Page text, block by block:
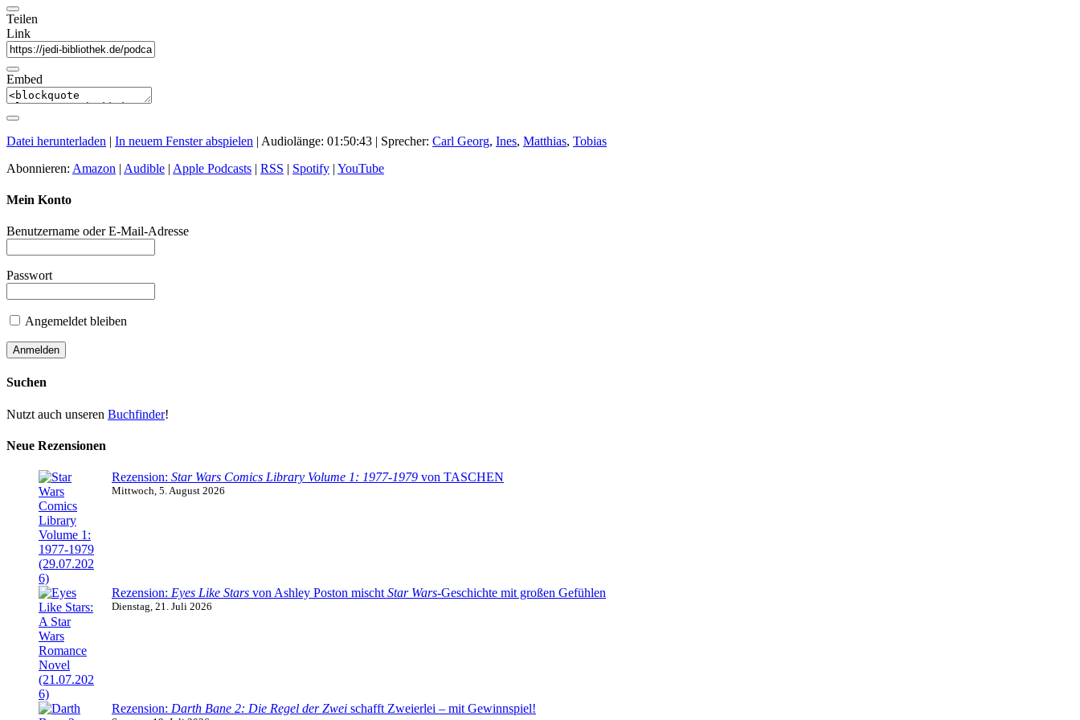
Teilen
Link
Embed
Datei herunterladen | In neuem Fenster abspielen | Audiolänge: 01:50:43 | Sprecher: Carl Georg, Ines, Matthias, Tobias
Abonnieren: Amazon | Audible | Apple Podcasts | RSS | Spotify | YouTube
Mein Konto
Benutzername oder E-Mail-Adresse
Passwort
Angemeldet bleiben
Suchen
Nutzt auch unseren Buchfinder!
Neue Rezensionen
Rezension: Star Wars Comics Library Volume 1: 1977-1979 von TASCHEN
Mittwoch, 5. August 2026
Rezension: Eyes Like Stars von Ashley Poston mischt Star Wars-Geschichte mit großen Gefühlen
Dienstag, 21. Juli 2026
Rezension: Darth Bane 2: Die Regel der Zwei schafft Zweierlei – mit Gewinnspiel!